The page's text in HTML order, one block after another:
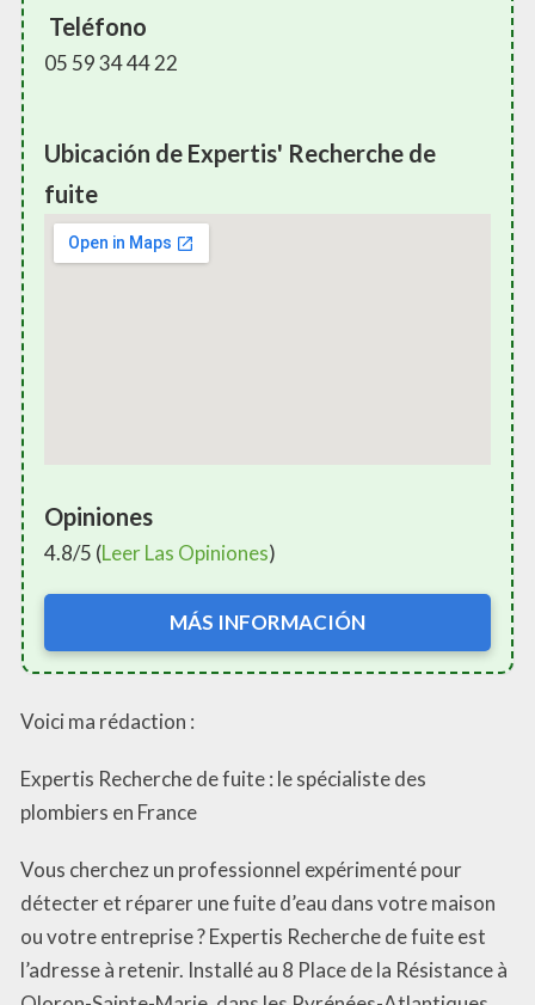
Teléfono
05 59 34 44 22
Ubicación de Expertis' Recherche de
fuite
Opiniones
4.8/5 (Leer Las Opiniones)
MÁS INFORMACIÓN
Voici ma rédaction :
Expertis Recherche de fuite : le spécialiste des
plombiers en France
Vous cherchez un professionnel expérimenté pour
détecter et réparer une fuite d’eau dans votre maison
ou votre entreprise ? Expertis Recherche de fuite est
l’adresse à retenir. Installé au 8 Place de la Résistance à